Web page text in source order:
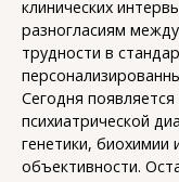
клинических
разногласиям
трудности в
Сегодня
психиатрической
генетики,
объективности.